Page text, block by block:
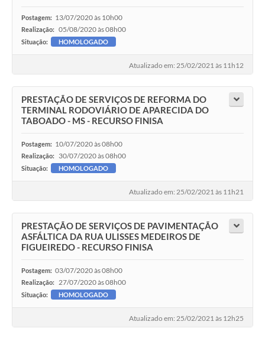
Postagem: 13/07/2020 às 10h00
Realização: 05/08/2020 às 08h00
Situação: HOMOLOGADO
Atualizado em: 25/02/2021 às 11h12
PRESTAÇÃO DE SERVIÇOS DE REFORMA DO
TERMINAL RODOVIÁRIO DE APARECIDA DO
TABOADO - MS - RECURSO FINISA
Postagem: 10/07/2020 às 08h00
Realização: 30/07/2020 às 08h00
Situação: HOMOLOGADO
Atualizado em: 25/02/2021 às 11h21
PRESTAÇÃO DE SERVIÇOS DE PAVIMENTAÇÃO
ASFÁLTICA DA RUA ULISSES MEDEIROS DE
FIGUEIREDO - RECURSO FINISA
Postagem: 03/07/2020 às 08h00
Realização: 27/07/2020 às 08h00
Situação: HOMOLOGADO
Atualizado em: 25/02/2021 às 12h25